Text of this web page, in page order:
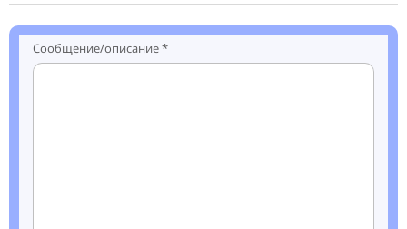
Сообщение/описание *